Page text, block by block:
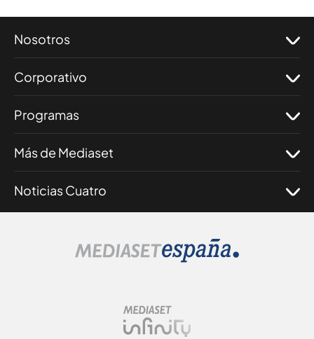
Nosotros
Corporativo
Programas
Más de Mediaset
Noticias Cuatro